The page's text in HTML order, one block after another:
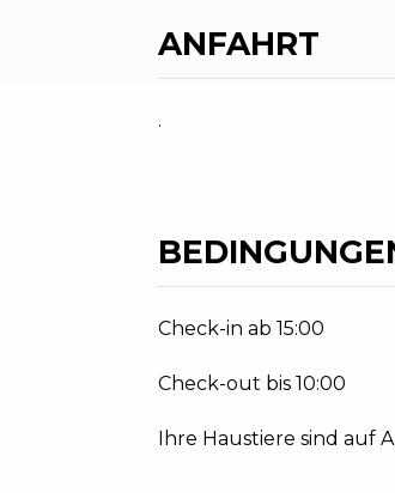
ANFAHRT
.
Check-in ab 15:00
Check-out bis 10:00
Ihre Haustiere sind auf